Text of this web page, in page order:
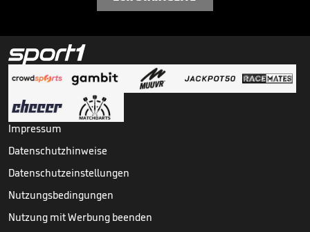
Impressum
Datenschutzhinweise
Datenschutzeinstellungen
Nutzungsbedingungen
Nutzung mit Werbung beenden